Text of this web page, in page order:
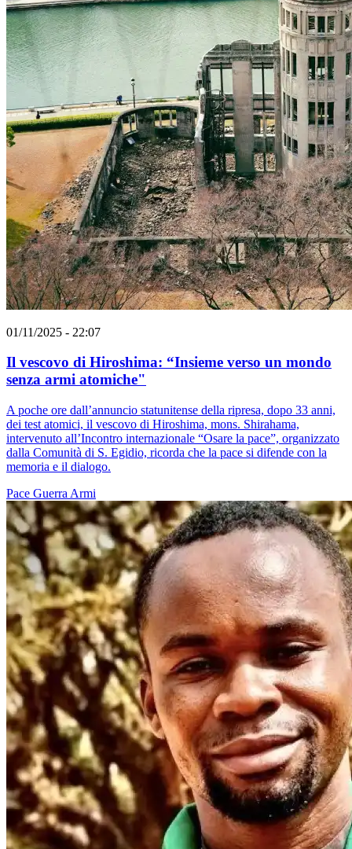
01/11/2025 - 22:07
Il vescovo di Hiroshima: “Insieme verso un mondo
senza armi atomiche"
A poche ore dall’annuncio statunitense della ripresa, dopo 33 anni,
dei test atomici, il vescovo di Hiroshima, mons. Shirahama,
intervenuto all’Incontro internazionale “Osare la pace”, organizzato
dalla Comunità di S. Egidio, ricorda che la pace si difende con la
memoria e il dialogo.
Pace Guerra Armi